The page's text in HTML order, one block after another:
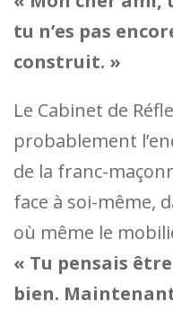
tu n’es pas
construit. »
Le Cabinet de
probablement
de la franc-
face à soi-même,
où même le
« Tu pensais
bien.